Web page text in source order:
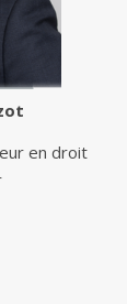
en droit